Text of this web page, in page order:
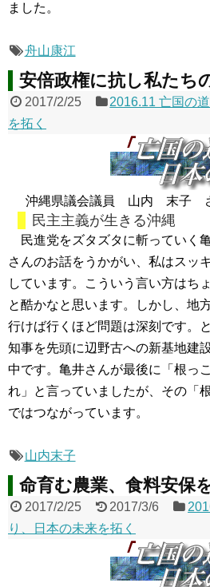
ました。
舟山康江
安倍政権に抗し私たち
2017/2/25
2016.11 亡国の
を拓く
沖縄県議会議員 山内 末子
民主主義が生きる沖縄
民進党をズタズタに斬っていく
さんのお話をうかがい、私はスッ
しています。こういう言い方はち
と酷かなと思います。しかし、地
行けば行くほど問題は深刻です。
知事を先頭に辺野古への新基地建
中です。亀井さんが最後に「根っ
れ」と言っていましたが、その「
ではつながっています。
山内末子
命育む農業、食料安保
2017/2/25 2017/3/6
り、日本の未来を拓く